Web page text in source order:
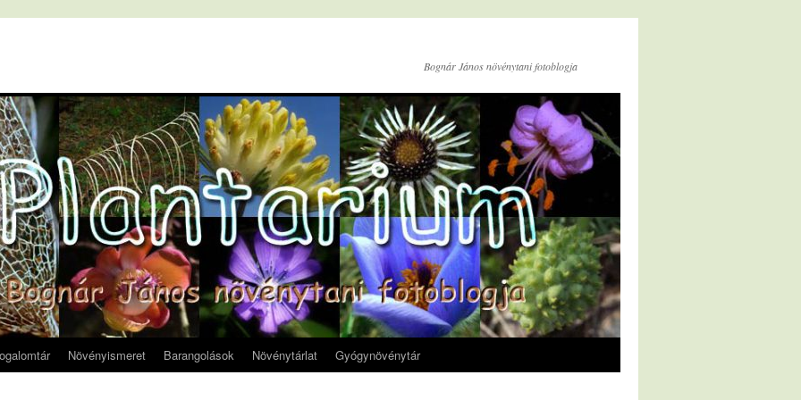
Bognár János növénytani fotoblogja
Növényismeret Barangolások Növénytárlat Gyógynövénytár